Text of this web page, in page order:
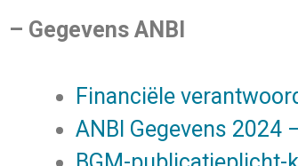
– Gegevens ANBI
Financiële
ANBI Gegevens 2024